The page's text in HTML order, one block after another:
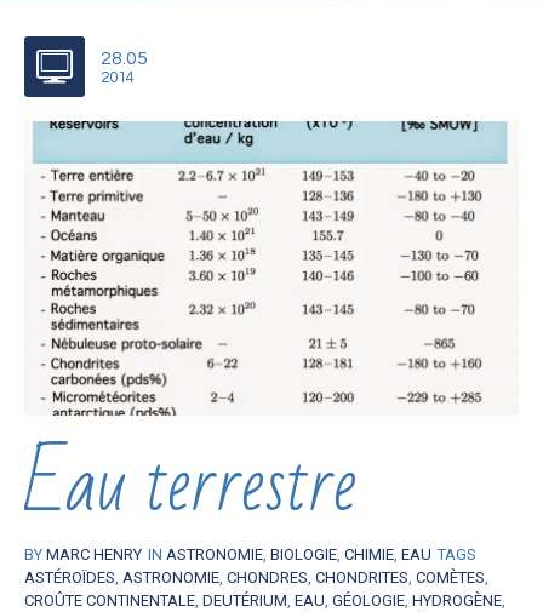
28.05
2014
Eau terrestre
BY MARC HENRY IN ASTRONOMIE, BIOLOGIE, CHIMIE, EAU TAGS
ASTÉROÏDES, ASTRONOMIE, CHONDRES, CHONDRITES, COMÈTES,
CROÛTE CONTINENTALE, DEUTÉRIUM, EAU, GÉOLOGIE, HYDROGÈNE,